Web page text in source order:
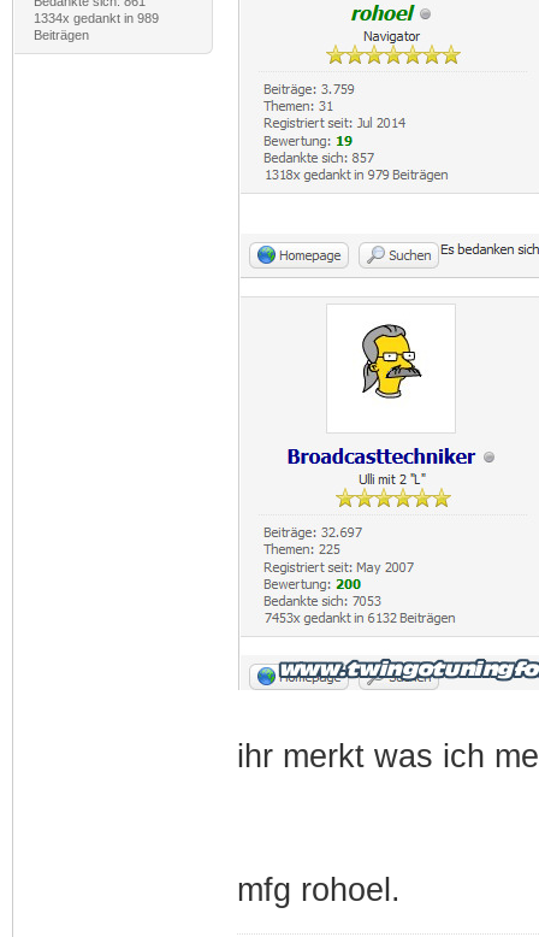
1334x gedankt in 989
Beiträgen
ihr merkt was ich
mfg rohoel.